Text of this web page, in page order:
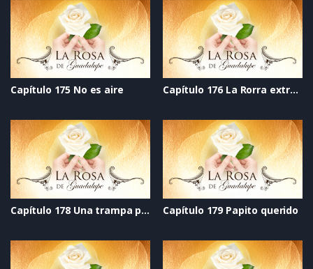
Capítulo 175 No es aire Capítulo 176 La Rorra extralarge
Capítulo 178 Una trampa profunda Capítulo 179 Papito querido